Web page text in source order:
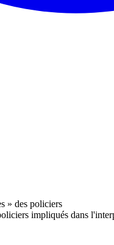
impliqués dans